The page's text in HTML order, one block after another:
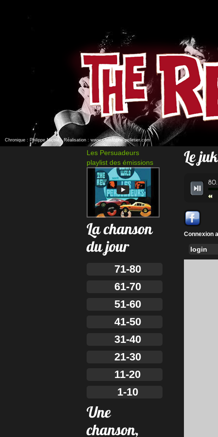
Chronique : Philippe Nicole -Réalisation : www.christophe-pelletier.com
Les Persuadeurs
playlist des émissions
71-80
61-70
51-60
41-50
31-40
21-30
11-20
1-10
Connexion